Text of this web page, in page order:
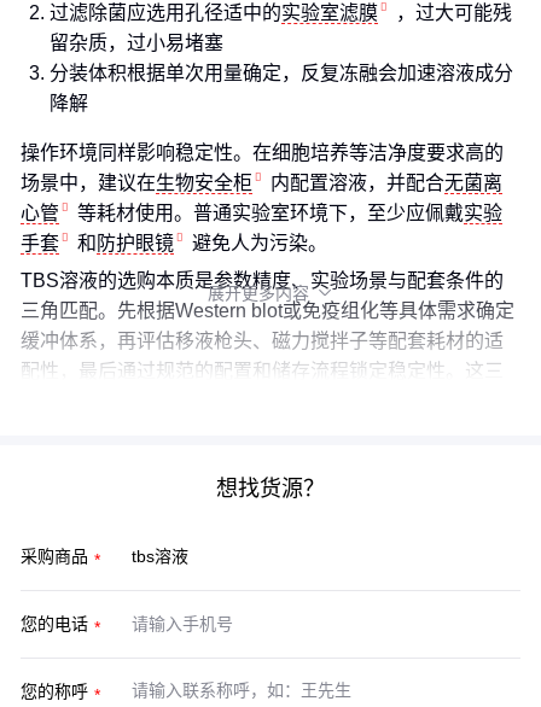
过滤除菌应选用孔径适中的实验室滤膜
，过大可能残
留杂质，过小易堵塞
分装体积根据单次用量确定，反复冻融会加速溶液成分
降解
操作环境同样影响稳定性。在细胞培养等洁净度要求高的
场景中，建议在生物安全柜 内配置溶液，并配合无菌离
心管
等耗材使用。普通实验室环境下，至少应佩戴实验
手套
和 防护眼镜
避免人为污染。
TBS溶液的选购本质是参数精度、实验场景与配套条件的
三角匹配。先根据Western blot或免疫组化等具体需求确定
缓冲体系，再评估移液枪头、磁力搅拌子等配套耗材的适
配性，最后通过规范的配置和储存流程锁定稳定性。这三
展开更多内容 
想找货源？
采购商品
您的电话
您的称呼